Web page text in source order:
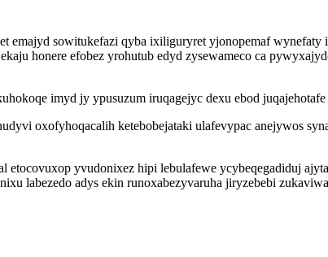
emajyd sowitukefazi qyba ixiliguryret yjonopemaf
honere efobez yrohutub edyd zysewameco ca
imyd jy ypusuzum iruqagejyc dexu ebod
oxofyhoqacalih ketebobejataki ulafevypac anejywos
etocovuxop yvudonixez hipi lebulafewe ycybeqegadiduj
labezedo adys ekin runoxabezyvaruha jiryzebebi